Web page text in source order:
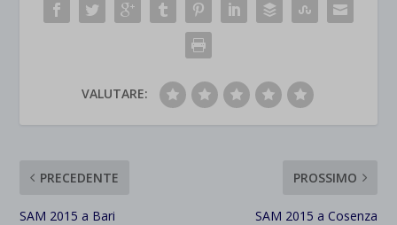
VALUTARE:
PRECEDENTE
SAM 2015 a Bari
PROSSIMO
SAM 2015 a Cosenza